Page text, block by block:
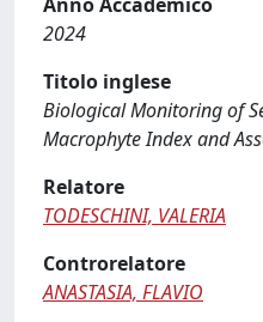
2024
Titolo inglese
Biological Monitoring of
Macrophyte Index and
Relatore
TODESCHINI, VALERIA
Controrelatore
ANASTASIA, FLAVIO